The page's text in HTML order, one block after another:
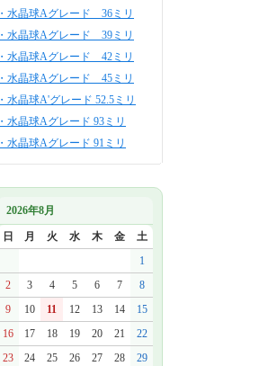
・水晶球Aグレード 36ミリ
・水晶球Aグレード 39ミリ
・水晶球Aグレード 42ミリ
・水晶球Aグレード 45ミリ
・水晶球A'グレード 52.5ミリ
・水晶球Aグレード 93ミリ
・水晶球Aグレード 91ミリ
2026年8月
日 月 火 水 木 金
土
1
2
3 4 5 6 7
8
9
10 11 12 13 14
15
16
17 18 19 20 21
22
23
24 25 26 27 28
29